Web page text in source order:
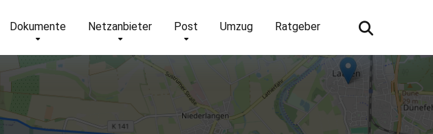
Dokumente Netzanbieter Post Umzug Ratgeber